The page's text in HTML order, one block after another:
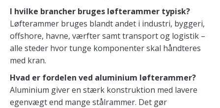
I hvilke brancher bruges løfterammer typisk?
Løfterammer bruges blandt andet i industri, byggeri,
offshore, havne, værfter samt transport og logistik –
alle steder hvor tunge komponenter skal håndteres
med kran.
Hvad er fordelen ved aluminium løfterammer?
Aluminium giver en stærk konstruktion med lavere
egenvægt end mange stålrammer. Det gør